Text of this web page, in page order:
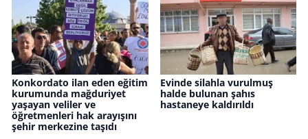
Konkordato ilan eden eğitim
kurumunda mağduriyet
yaşayan veliler ve
öğretmenleri hak arayışını
şehir merkezine taşıdı
Evinde silahla vurulmuş
halde bulunan şahıs
hastaneye kaldırıldı